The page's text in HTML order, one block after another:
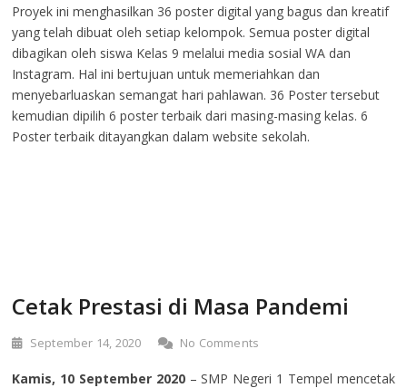
Proyek ini menghasilkan 36 poster digital yang bagus dan kreatif
yang telah dibuat oleh setiap kelompok. Semua poster digital
dibagikan oleh siswa Kelas 9 melalui media sosial WA dan
Instagram. Hal ini bertujuan untuk memeriahkan dan
menyebarluaskan semangat hari pahlawan. 36 Poster tersebut
kemudian dipilih 6 poster terbaik dari masing-masing kelas. 6
Poster terbaik ditayangkan dalam website sekolah.
Cetak Prestasi di Masa Pandemi
September 14, 2020 No Comments
Kamis, 10 September 2020– SMP Negeri 1 Tempel mencetak